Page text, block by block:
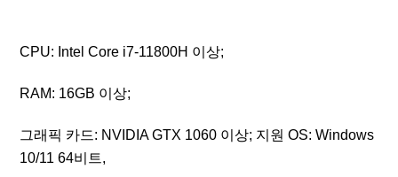
CPU: Intel Core i7-11800H 이상;
RAM: 16GB 이상;
그래픽 카드: NVIDIA GTX 1060 이상; 지원 OS: Windows
10/11 64비트,